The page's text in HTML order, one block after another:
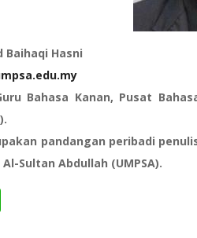
Baihaqi Hasni
Bahasa Kanan, Pusat
pandangan peribadi
Sultan Abdullah (UMPSA).